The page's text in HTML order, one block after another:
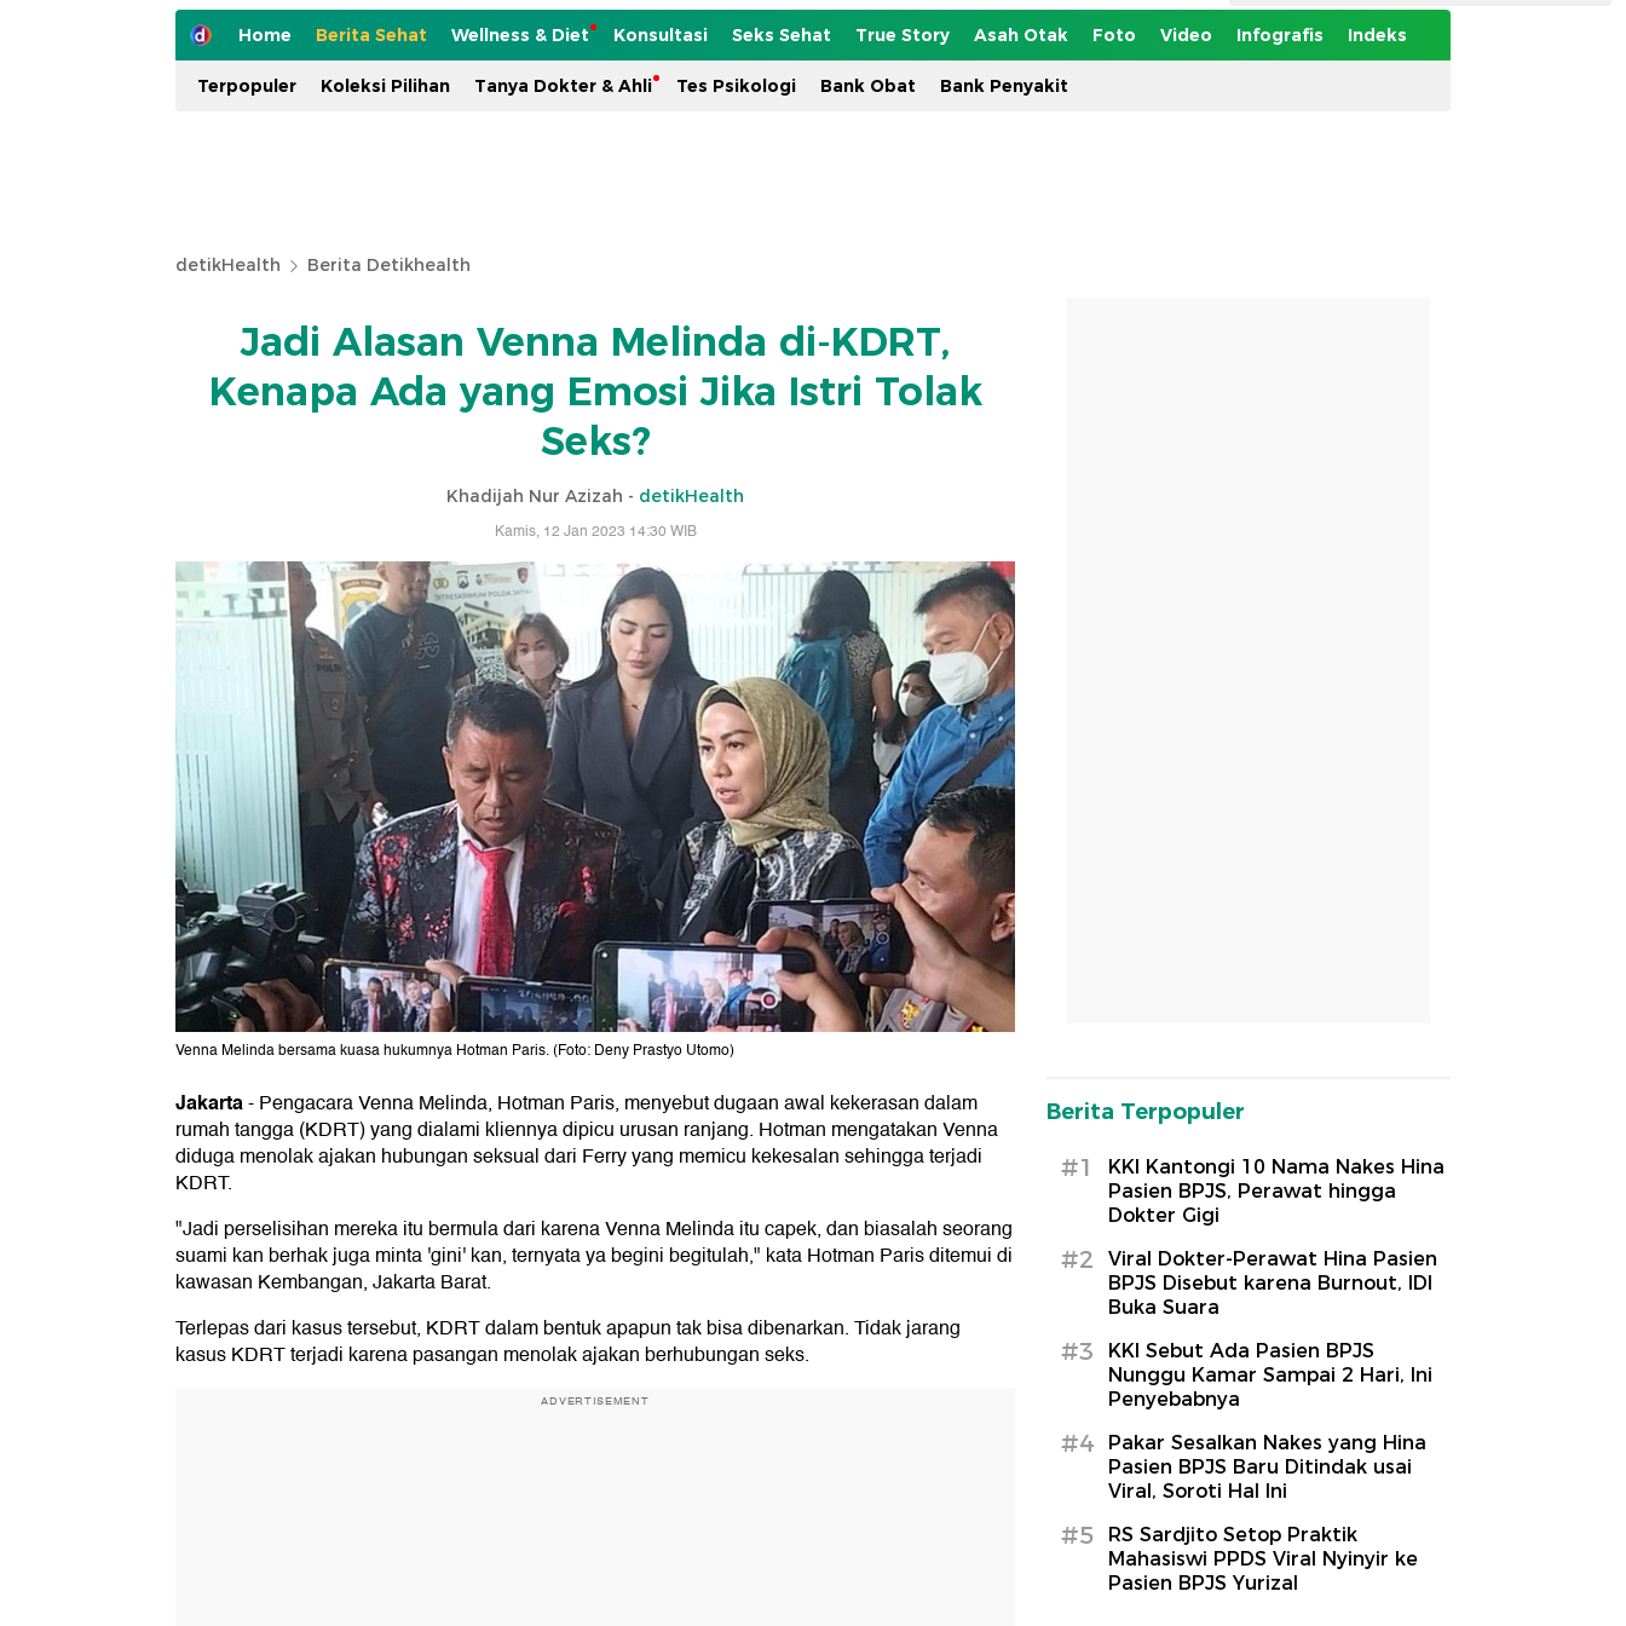
Home Berita Sehat Wellness & Diet Konsultasi Seks Sehat True Story Asah Otak Foto Video Infografis Indeks
Terpopuler Koleksi Pilihan Tanya Dokter & Ahli Tes Psikologi Bank Obat Bank Penyakit
detikHealth Berita Detikhealth
Jadi Alasan Venna Melinda di-KDRT,
Kenapa Ada yang Emosi Jika Istri Tolak
Seks?
Khadijah Nur Azizah - detikHealth
Kamis, 12 Jan 2023 14:30 WIB
Venna Melinda bersama kuasa hukumnya Hotman Paris. (Foto: Deny Prastyo Utomo)
Jakarta-Pengacara Venna Melinda, Hotman Paris, menyebut dugaan awal kekerasan dalam
rumah tangga (KDRT) yang dialami kliennya dipicu urusan ranjang. Hotman mengatakan Venna
diduga menolak ajakan hubungan seksual dari Ferry yang memicu kekesalan sehingga terjadi
KDRT.
"Jadi perselisihan mereka itu bermula dari karena Venna Melinda itu capek, dan biasalah seorang
suami kan berhak juga minta 'gini' kan, ternyata ya begini begitulah," kata Hotman Paris ditemui di
kawasan Kembangan, Jakarta Barat.
Terlepas dari kasus tersebut, KDRT dalam bentuk apapun tak bisa dibenarkan. Tidak jarang
kasus KDRT terjadi karena pasangan menolak ajakan berhubungan seks.
ADVERTISEMENT
Berita Terpopuler
#1
KKI Kantongi 10 Nama Nakes Hina
Pasien BPJS, Perawat hingga
Dokter Gigi
#2
Viral Dokter-Perawat Hina Pasien
BPJS Disebut karena Burnout, IDI
Buka Suara
#3
KKI Sebut Ada Pasien BPJS
Nunggu Kamar Sampai 2 Hari, Ini
Penyebabnya
#4
Pakar Sesalkan Nakes yang Hina
Pasien BPJS Baru Ditindak usai
Viral, Soroti Hal Ini
#5
RS Sardjito Setop Praktik
Mahasiswi PPDS Viral Nyinyir ke
Pasien BPJS Yurizal